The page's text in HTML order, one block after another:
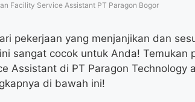
Facility Service Assistant PT Paragon Bogor
pekerjaan yang menjanjikan dan
sangat cocok untuk Anda!
Assistant di PT Paragon Technology
di bawah ini!